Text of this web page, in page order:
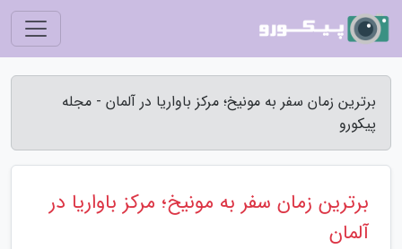
برترین زمان سفر به مونیخ؛ مرکز باواریا در آلمان - مجله
پیکورو
برترین زمان سفر به مونیخ؛ مرکز باواریا در
آلمان